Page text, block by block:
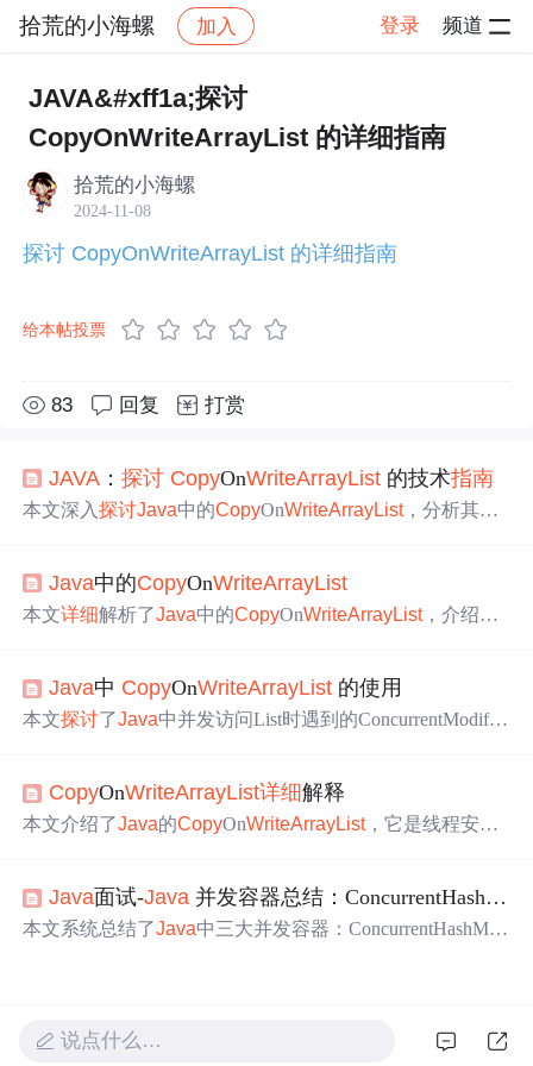
拾荒的小海螺 加入 登录 频道
社区 拾荒的小海螺
JAVA&#xff1a;探讨
CopyOnWriteArrayList 的详细指南
拾荒的小海螺
2024-11-08
探讨 CopyOnWriteArrayList 的详细指南
给本帖投票
83 回复 打赏
JAVA ：探讨 CopyOnWriteArrayList 的技术指南
本文深入探讨Java中的CopyOnWriteArrayList，分析其写
出高内存开销和低效写操作的局限性，帮助开发者合理应
用于缓存、监听器等并发场景。
Java中的CopyOnWriteArrayList
本文详细解析了Java中的CopyOnWriteArrayList，介绍其
方案与最佳实践，强调使用原则和避坑指南，可提升高并
发系统读性能。
Java中 CopyOnWriteArrayList 的使用
本文探讨了Java中并发访问List时遇到的ConcurrentModific
t中添加元素，以及CopyOnWriteArrayList
CopyOnWriteArrayList详细解释
本文介绍了Java的CopyOnWriteArrayList，它是线程安全
但写操作代价高，时间复杂度为O(n)，且内存消耗大，不
适合频繁修改场景。
Java面试-Java 并发容器总结：ConcurrentHashMap、
本文系统总结了Java中三大并发容器：ConcurrentHashMa
的实际案例说明其应用方式。同时，整理了高频面试题与
选型 指南，帮助开发者在高并发环境下做出合理选择。
说点什么…